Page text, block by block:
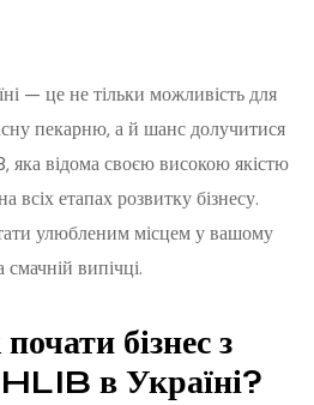
— це не тільки можливість для
пекарню, а й шанс долучитися
яка відома своєю високою якістю
всіх етапах розвитку бізнесу.
улюбленим місцем у вашому
смачній випічці.
бізнес з
в Україні?